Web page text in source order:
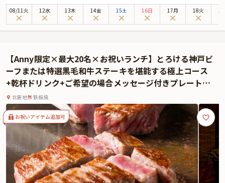
転職祝い、会社のMVP会にふさわしい、品格ある空間が広がります。
ご紹介する「祥福コース」では、祝肴・吸物・造り・焼物など、季節の恵みを
お席は完全個室を確約。最大12名様までご案内。大切なお仲間やご家族とゆっ
たりお過ごしいただけます。駅近でアクセスも良く、雨の日でも安心して訪れ
ることができるのも魅力のひとつです。
老舗ならではのきめ細やかなもてなしと、四季折々の美を映す料理が紡ぐ特別
なひととき。大切な方々との絆を深め、心に残るお祝いの時間をお楽しみくだ
さい。
☆本プランでは、有料オプションで、サプライズにぴったりな花束・ギフト・
カスタマイズ可能なメッセージカードなどをお付けすることが出来ます。詳し
くは本ページ中段の「お祝いアイテム」の欄をご覧ください。
08/11火 12水 13木 14金 15土 16日 17月 18火
【Anny限定×最大20名×お祝いランチ】とろける神戸ビ
ーフまたは特選黒毛和牛ステーキを堪能する極上コース
+乾杯ドリンク+ご希望の場合メッセージ付きプレート★
北新地のラグジュアリー空間でお祝いを
北新地 鉄板焼
お祝いアイテム追加可